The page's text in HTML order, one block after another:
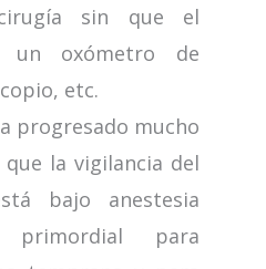
sin que el
un oxómetro de
etc.
progresado mucho
la vigilancia del
bajo anestesia
para